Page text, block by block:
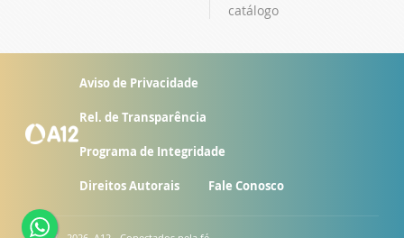
catálogo
Aviso de Privacidade
Rel. de Transparência
Programa de Integridade
Direitos Autorais Fale Conosco